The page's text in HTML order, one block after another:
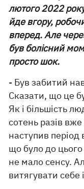
лютого 2022
йде вгору,
вперед. Але
був болісний
просто шок.
- Був забитий
Сказати, що це
Як і більшість
сотень разів
наступив період
що було до
не мало сенсу.
витягувати себе